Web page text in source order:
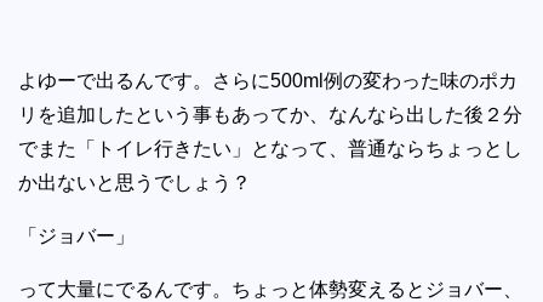
よゆーで出るんです。さらに500ml例の変わった味のポカ
リを追加したという事もあってか、なんなら出した後２分
でまた「トイレ行きたい」となって、普通ならちょっとし
か出ないと思うでしょう？
「ジョバー」
って大量にでるんです。ちょっと体勢変えるとジョバー、